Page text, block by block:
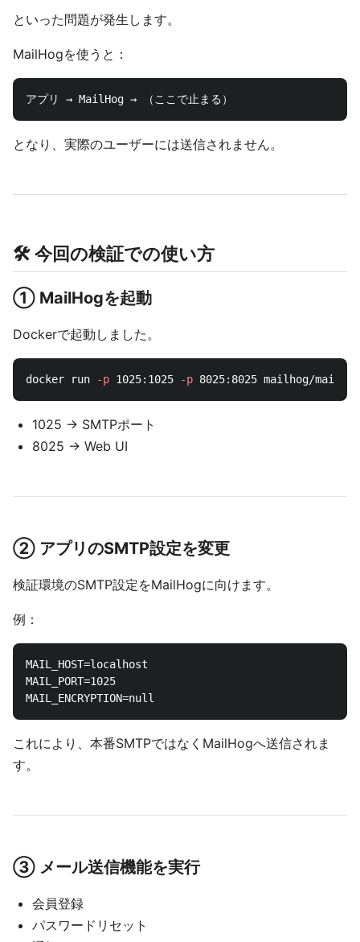
といった問題が発生します。
MailHogを使うと：
となり、実際のユーザーには送信されません。
🛠️ 今回の検証での使い方
① MailHogを起動
Dockerで起動しました。
docker run -p 1025:1025 -p
1025 → SMTPポート
8025 → Web UI
② アプリのSMTP設定を変更
検証環境のSMTP設定をMailHogに向けます。
例：
MAIL_HOST=localhost
MAIL_PORT=1025
これにより、本番SMTPではなくMailHogへ送信されま
す。
③ メール送信機能を実行
会員登録
パスワードリセット